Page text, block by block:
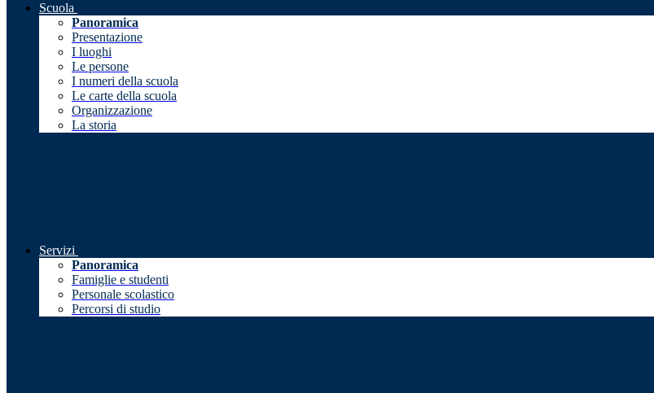
Scuola
Panoramica
Presentazione
I luoghi
Le persone
I numeri della scuola
Le carte della scuola
Organizzazione
La storia
Servizi
Panoramica
Famiglie e studenti
Personale scolastico
Percorsi di studio